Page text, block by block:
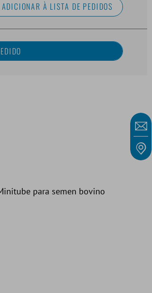
ADICIONAR À LISTA DE PEDIDOS
para semen bovino